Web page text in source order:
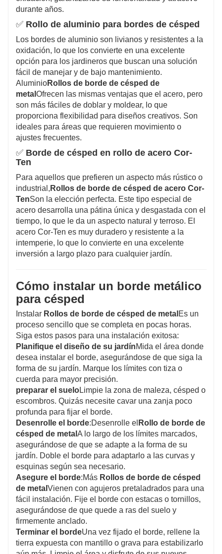
durante años.
✅ Rollo de aluminio para bordes de césped
Los bordes de aluminio son livianos y resistentes a la
oxidación, lo que los convierte en una excelente
opción para los jardineros que buscan una solución
fácil de manejar y de bajo mantenimiento.
AluminioRollos de borde de césped de
metal Ofrecen las mismas ventajas que el acero, pero
son más fáciles de doblar y moldear, lo que
proporciona flexibilidad para diseños creativos. Son
ideales para áreas que requieren movimiento o
ajustes frecuentes.
✅ Borde de césped en rollo de acero Cor-
Ten
Para aquellos que prefieren un aspecto más rústico o
industrial, Rollos de borde de césped de acero Cor-
TenSon la elección perfecta. Este tipo especial de
acero desarrolla una pátina única y desgastada con el
tiempo, lo que le da un aspecto natural y terroso. El
acero Cor-Ten es muy duradero y resistente a la
intemperie, lo que lo convierte en una excelente
inversión a largo plazo para cualquier jardín.
Cómo instalar un borde metálico
para césped
Instalar Rollos de borde de césped de metal Es un
proceso sencillo que se completa en pocas horas.
Siga estos pasos para una instalación exitosa:
Planifique el diseño de su jardínMida el área donde
desea instalar el borde, asegurándose de que siga la
forma de su jardín. Marque los límites con tiza o
cuerda para mayor precisión.
preparar el sueloLimpie la zona de maleza, césped o
escombros. Quizás necesite cavar una zanja poco
profunda para fijar el borde.
Desenrolle el borde:Desenrolle el Rollo de borde de
césped de metal A lo largo de los límites marcados,
asegurándose de que se adapte a la forma de su
jardín. Doble el borde para adaptarlo a las curvas y
esquinas según sea necesario.
Asegure el borde:Más Rollos de borde de césped
de metal Vienen con agujeros pretaladrados para una
fácil instalación. Fije el borde con estacas o tornillos,
asegurándose de que quede a ras del suelo y
firmemente anclado.
Terminar el bordeUna vez fijado el borde, rellene la
tierra expuesta con mantillo o grava para estabilizarlo